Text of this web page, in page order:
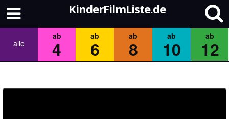
KinderFilmListe.de
alle
ab
4
ab
6
ab
8
ab
10
ab
12